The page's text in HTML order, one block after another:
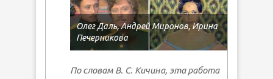
Олег Даль, Андрей Миронов, Ирина
Печерникова
По словам В. С. Кичина, эта работа